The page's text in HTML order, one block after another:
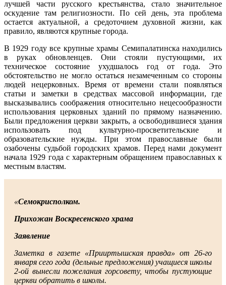
лучшей части русского крестьянства, стало значительное
оскудение там религиозности. По сей день, эта проблема
остается актуальной, а средоточием духовной жизни, как
правило, являются крупные города.
В 1929 году все крупные храмы Семипалатинска находились
в руках обновленцев. Они стояли пустующими, их
техническое состояние ухудшалось год от года. Это
обстоятельство не могло остаться незамеченным со стороны
людей нецерковных. Время от времени стали появляться
статьи и заметки в средствах массовой информации, где
высказывались соображения относительно нецесообразности
использования церковных зданий по прямому назначению.
Были предложения церкви закрыть, а освободившиеся здания
использовать под культурно-просветительские и
образовательские нужды. При этом православные были
озабочены судьбой городских храмов. Перед нами документ
начала 1929 года с характерным обращением православных к
местным властям.
«Семокрисполком.
Прихожан Воскресенского храма
Заявление
Заметка в газете «Прииртышская правда» от 26-го
января сего года (дельные предложения) учащиеся школы
2-ой вынесли пожелания горсовету, чтобы пустующие
церкви обратить в школы.